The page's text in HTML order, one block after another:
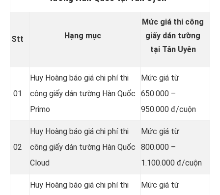
Stt Hạng mục
Mức giá thi công
giấy dán tường
tại Tân Uyên
01
Huy Hoàng báo giá chi phí thi
công giấy dán tường Hàn Quốc
Primo
Mức giá từ
650.000 –
950.000 đ/cuộn
02
Huy Hoàng báo giá chi phí thi
công giấy dán tường Hàn Quốc
Cloud
Mức giá từ
800.000 –
1.100.000 đ/cuộn
Huy Hoàng báo giá chi phí thi
Mức giá từ